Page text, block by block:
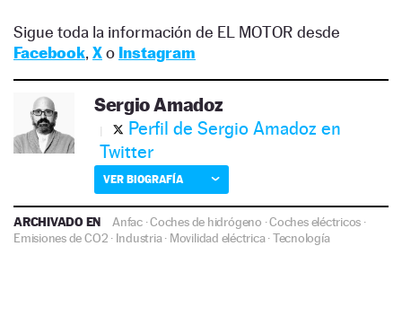
Sigue toda la información de EL MOTOR desde
Facebook, Xo Instagram
Sergio Amadoz
Perfil de Sergio Amadoz en
Twitter
VER BIOGRAFÍA
ARCHIVADO EN Anfac·Coches de hidrógeno ·Coches eléctricos ·
Emisiones de CO2 · Industria· Movilidad eléctrica·Tecnología